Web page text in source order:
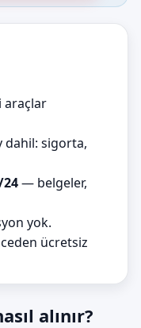
sigorta,
— belgeler,
yok.
ücretsiz
alınır?